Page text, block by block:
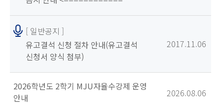
[ 일반공지 ]
유고결석 신청 절차 안내(유고결석
신청서 양식 첨부)
2017.11.06
2026학년도 2학기 MJU자율수강제 운영
안내
2026.08.06